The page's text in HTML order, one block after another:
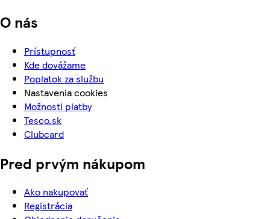
O nás
Prístupnosť
Kde dovážame
Poplatok za službu
Nastavenia cookies
Možnosti platby
Tesco.sk
Clubcard
Pred prvým nákupom
Ako nakupovať
Registrácia